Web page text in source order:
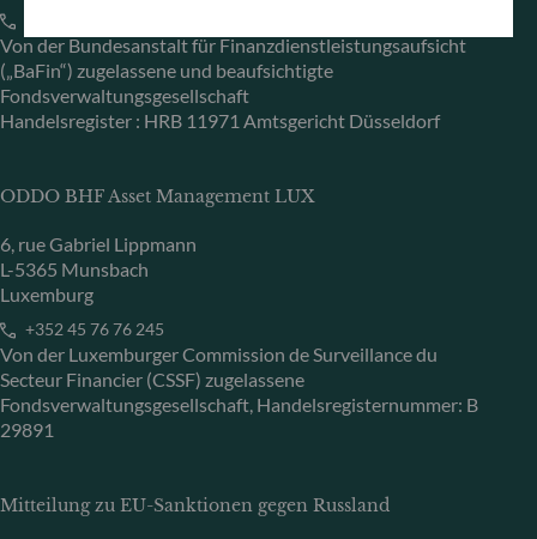
Von der Bundesanstalt für Finanzdienstleistungsaufsicht
(„BaFin“) zugelassene und beaufsichtigte
Fondsverwaltungsgesellschaft
Handelsregister : HRB 11971 Amtsgericht Düsseldorf
ODDO BHF Asset Management LUX
6, rue Gabriel Lippmann
L-5365 Munsbach
Luxemburg
+352 45 76 76 245
Von der Luxemburger Commission de Surveillance du
Secteur Financier (CSSF) zugelassene
Fondsverwaltungsgesellschaft, Handelsregisternummer: B
29891
Mitteilung zu EU-Sanktionen gegen Russland